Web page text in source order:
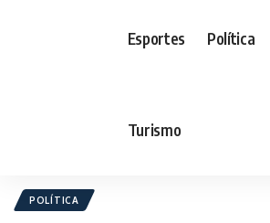
Esportes Política
Turismo
POLÍTICA